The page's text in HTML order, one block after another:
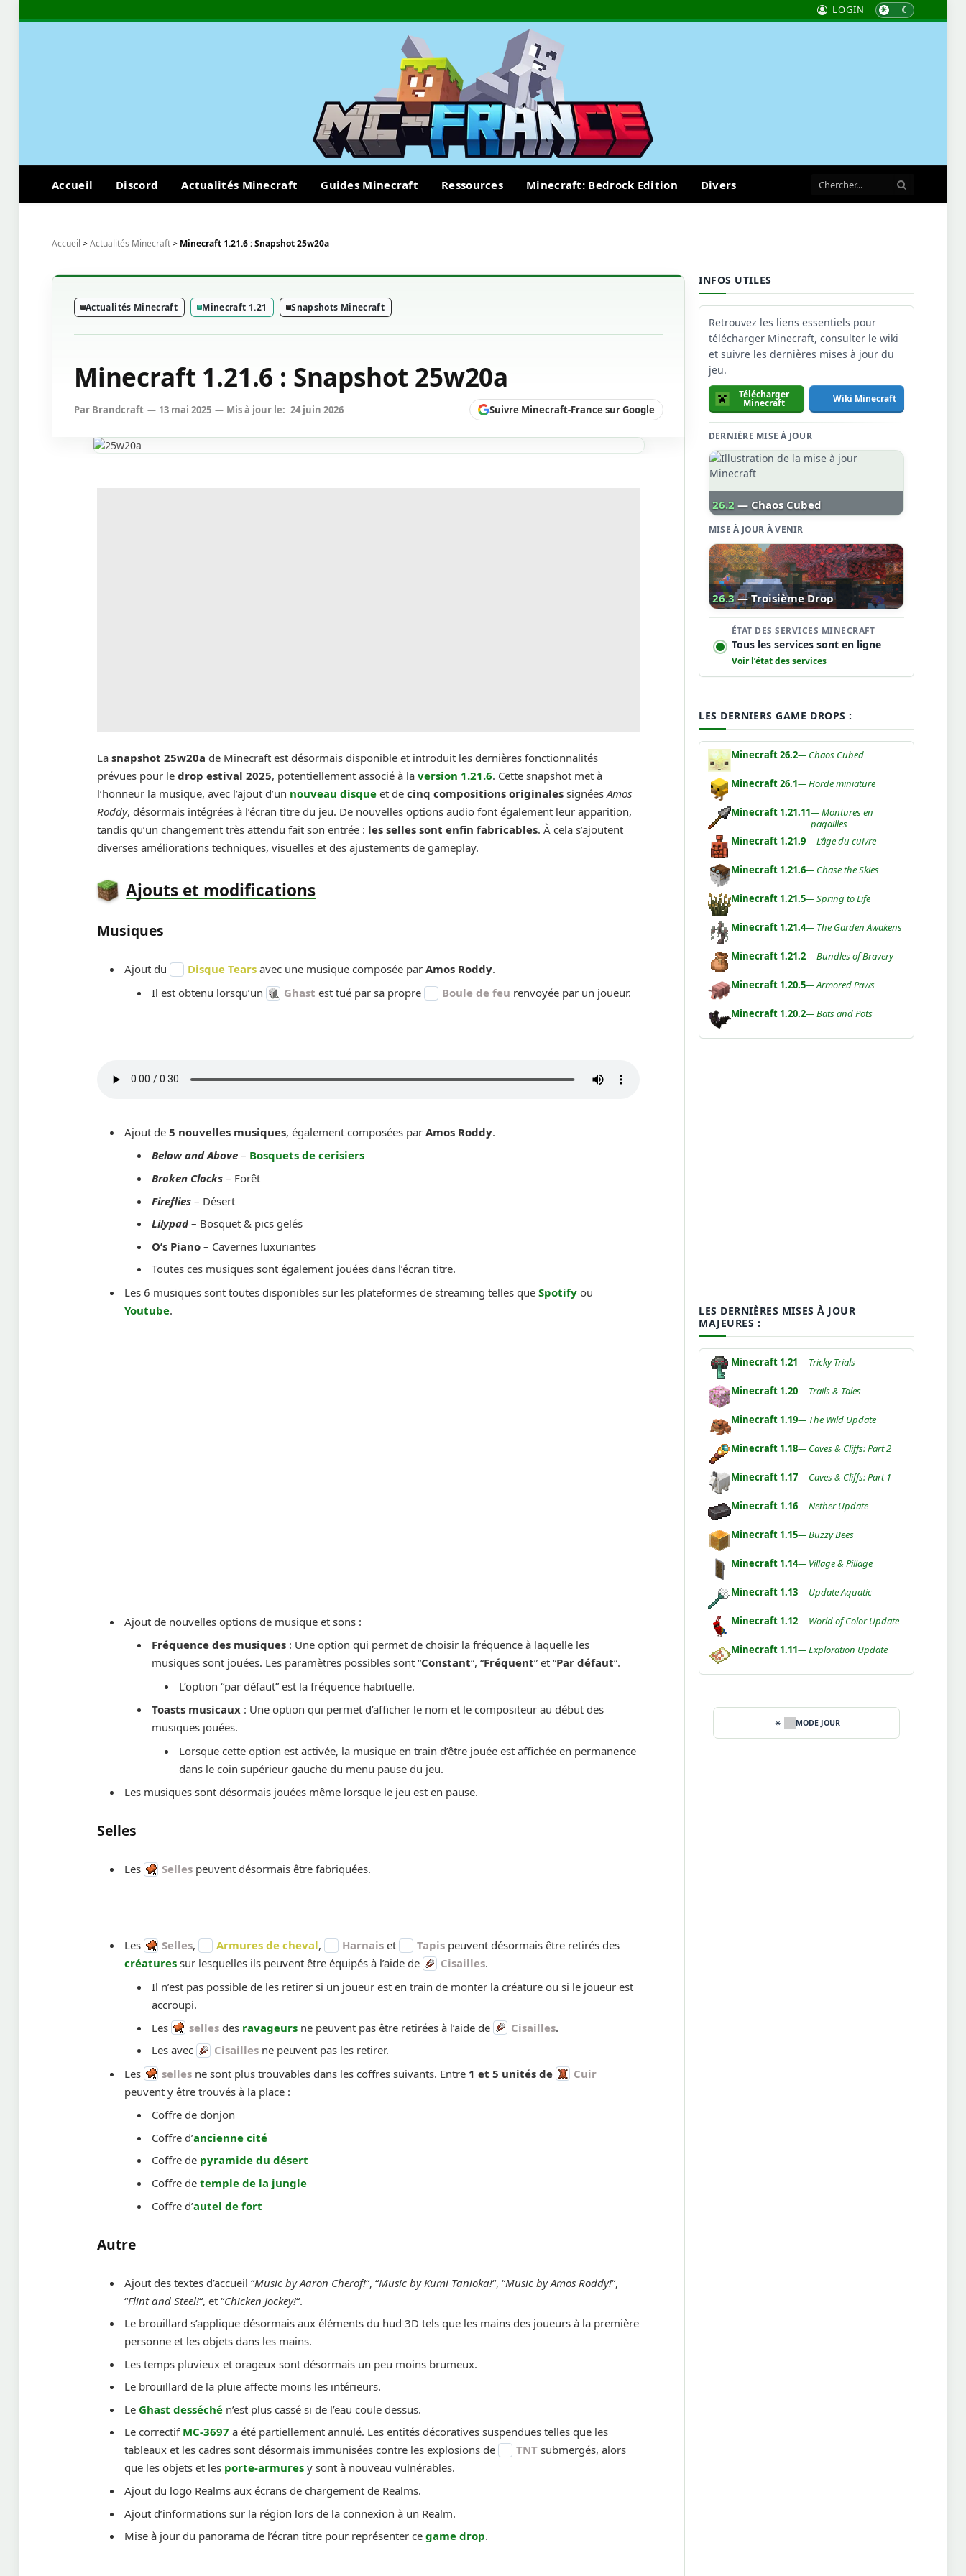
LOGIN
Accueil Discord Actualités Minecraft Guides Minecraft Ressources Minecraft: Bedrock Edition Divers
Accueil >Actualités Minecraft> Minecraft 1.21.6 : Snapshot 25w20a
Actualités Minecraft Minecraft 1.21 Snapshots Minecraft
Minecraft 1.21.6 : Snapshot 25w20a
Par Brandcraft 13 mai 2025 Mis à jour le: 24 juin 2026 Suivre Minecraft-France sur Google
Lasnapshot 25w20a de Minecraft est désormais disponible et introduit les dernières fonctionnalités
prévues pour ledrop estival 2025, potentiellement associé à laversion 1.21.6. Cette snapshot met à
l’honneur la musique, avec l’ajout d’un nouveau disque et decinq compositions originales signéesAmos
Roddy, désormais intégrées à l’écran titre du jeu. De nouvelles options audio font également leur apparition,
tandis qu’un changement très attendu fait son entrée : les selles sont enfin fabricables. À cela s’ajoutent
diverses améliorations techniques, visuelles et des ajustements de gameplay.
Ajouts et modifications
Musiques
Ajout du Disque Tears avec une musique composée parAmos Roddy.
Il est obtenu lorsqu’un
Ghast est tué par sa propre Boule de feu renvoyée par un joueur.
Ajout de5 nouvelles musiques, également composées parAmos Roddy.
Below and Above– Bosquets de cerisiers
Broken Clocks – Forêt
Fireflies – Désert
Lilypad– Bosquet & pics gelés
O’s Piano – Cavernes luxuriantes
Toutes ces musiques sont également jouées dans l’écran titre.
Les 6 musiques sont toutes disponibles sur les plateformes de streaming telles queSpotifyou
Youtube.
Ajout de nouvelles options de musique et sons :
Fréquence des musiques : Une option qui permet de choisir la fréquence à laquelle les
musiques sont jouées. Les paramètres possibles sont “Constant“, “Fréquent” et “Par défaut“.
L’option “par défaut” est la fréquence habituelle.
Toasts musicaux : Une option qui permet d’afficher le nom et le compositeur au début des
musiques jouées.
Lorsque cette option est activée, la musique en train d’être jouée est affichée en permanence
dans le coin supérieur gauche du menu pause du jeu.
Les musiques sont désormais jouées même lorsque le jeu est en pause.
Selles
Les Selles peuvent désormais être fabriquées.
Les Selles, Armures de cheval, Harnais et Tapis peuvent désormais être retirés des
créatures sur lesquelles ils peuvent être équipés à l’aide de Cisailles.
Il n’est pas possible de les retirer si un joueur est en train de monter la créature ou si le joueur est
accroupi.
Les
selles des ravageurs ne peuvent pas être retirées à l’aide de Cisailles.
Les avec
Cisailles ne peuvent pas les retirer.
Les
selles ne sont plus trouvables dans les coffres suivants. Entre 1 et 5 unités de
Cuir
peuvent y être trouvés à la place :
Coffre de donjon
Coffre d’ancienne cité
Coffre de pyramide du désert
Coffre detemple de la jungle
Coffre d’autel de fort
Autre
Ajout des textes d’accueil “Music by Aaron Cherof!“, “Music by Kumi Tanioka!“, “Music by Amos Roddy!“,
“Flint and Steel!“, et “Chicken Jockey!“.
Le brouillard s’applique désormais aux éléments du hud 3D tels que les mains des joueurs à la première
personne et les objets dans les mains.
Les temps pluvieux et orageux sont désormais un peu moins brumeux.
Le brouillard de la pluie affecte moins les intérieurs.
Le Ghast desséché n’est plus cassé si de l’eau coule dessus.
Le correctif MC-3697 a été partiellement annulé. Les entités décoratives suspendues telles que les
tableaux et les cadres sont désormais immunisées contre les explosions de
TNT submergés, alors
que les objets et les porte-armures y sont à nouveau vulnérables.
Ajout du logo Realms aux écrans de chargement de Realms.
Ajout d’informations sur la région lors de la connexion à un Realm.
Mise à jour du panorama de l’écran titre pour représenter cegame drop.
INFOS UTILES
Retrouvez les liens essentiels pour
télécharger Minecraft, consulter le wiki
et suivre les dernières mises à jour du
jeu.
Télécharger
Minecraft Wiki Minecraft
DERNIÈRE MISE À JOUR
26.2 — Chaos Cubed
MISE À JOUR À VENIR
26.3 — Troisième Drop
ÉTAT DES SERVICES MINECRAFT
Tous les services sont en ligne
Voir l’état des services
LES DERNIERS GAME DROPS :
Minecraft 26.2— Chaos Cubed
Minecraft 26.1— Horde miniature
Minecraft 1.21.11— Montures en
pagailles
Minecraft 1.21.9— L’âge du cuivre
Minecraft 1.21.6— Chase the Skies
Minecraft 1.21.5— Spring to Life
Minecraft 1.21.4— The Garden Awakens
Minecraft 1.21.2— Bundles of Bravery
Minecraft 1.20.5— Armored Paws
Minecraft 1.20.2— Bats and Pots
LES DERNIÈRES MISES À JOUR
MAJEURES :
Minecraft 1.21— Tricky Trials
Minecraft 1.20— Trails & Tales
Minecraft 1.19— The Wild Update
Minecraft 1.18— Caves & Cliffs: Part 2
Minecraft 1.17— Caves & Cliffs: Part 1
Minecraft 1.16— Nether Update
Minecraft 1.15— Buzzy Bees
Minecraft 1.14— Village & Pillage
Minecraft 1.13— Update Aquatic
Minecraft 1.12— World of Color Update
Minecraft 1.11— Exploration Update
MODE JOUR